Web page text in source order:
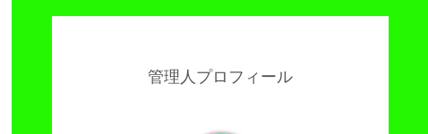
管理人プロフィール